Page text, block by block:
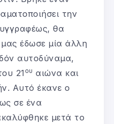
την
θα
έδωσε μία άλλη
αυτοδύναμα,
21 ου αιώνα και
Αυτό έκανε ο
σε ένα
μετά το